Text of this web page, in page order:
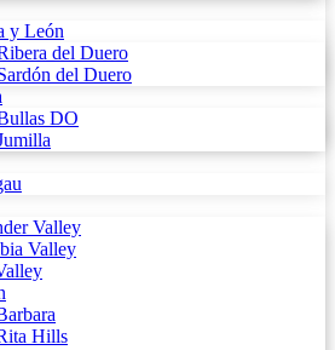
y León
del Duero
del Duero
DO
Valley
Valley
Hills